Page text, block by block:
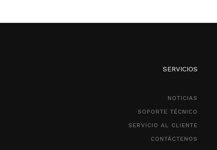
SERVICIOS
NOTICIAS
SOPORTE TÉCNICO
SERVICIO AL CLIENTE
CONTÁCTENOS